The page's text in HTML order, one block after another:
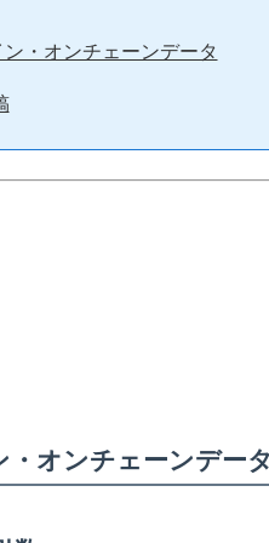
ン・オンチェーンデータ
・オンチェーンデー